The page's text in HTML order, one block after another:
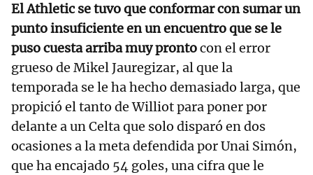
El Athletic se tuvo que conformar con sumar un
punto insuficiente en un encuentro que se le
puso cuesta arriba muy prontocon el error
grueso de Mikel Jauregizar, al que la
temporada se le ha hecho demasiado larga, que
propició el tanto de Williot para poner por
delante a un Celta que solo disparó en dos
ocasiones a la meta defendida por Unai Simón,
que ha encajado 54 goles, una cifra que le